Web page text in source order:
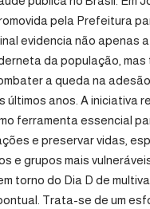
pela Prefeitura
evidencia não apenas
da população, mas
a queda na
últimos anos. A iniciativa
ferramenta essencial
e preservar vidas,
e grupos mais
torno do Dia D de
Trata-se de um